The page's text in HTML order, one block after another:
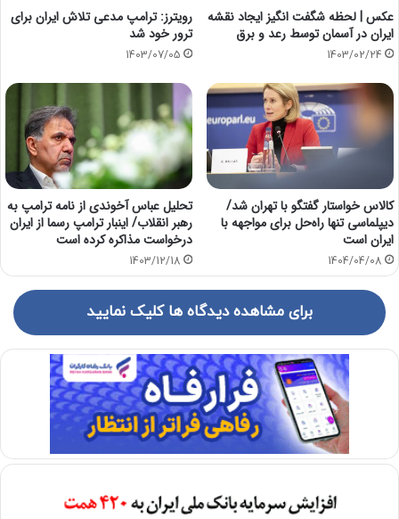
عکس | لحظه شگفت انگیز ایجاد نقشه
ایران در آسمان توسط رعد و برق
1403/02/24
رویترز: ترامپ مدعی تلاش ایران برای
ترور خود شد
1403/07/05
کالاس خواستار گفتگو با تهران شد/
دیپلماسی تنها راه‌حل برای مواجهه با
ایران است
1404/04/08
تحلیل عباس آخوندی از نامه ترامپ به
رهبر انقلاب/ اینبار ترامپ رسما از ایران
درخواست مذاکره کرده است
1403/12/18
برای مشاهده دیدگاه ها کلیک نمایید